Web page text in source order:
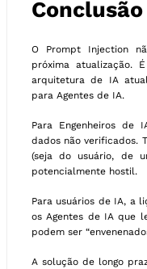
Conclusão
O Prompt Injection
próxima atualização.
arquitetura de IA
para Agentes de IA.
Para Engenheiros
dados não verificados.
(seja do usuário, de
potencialmente hostil.
Para usuários de IA, a
os Agentes de IA que
podem ser
A solução de longo